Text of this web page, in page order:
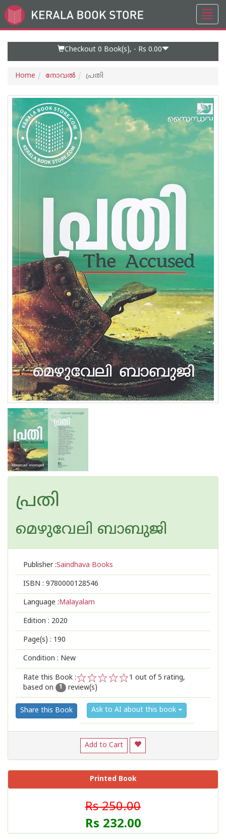
Go
to
Checkout 0 Book(s), - Rs 0.00
Home നോവല്‍ പ്രതി
പ്രതി
മെഴുവേലി ബാബുജി
Publisher :Saindhava Books
ISBN : 9780000128546
Language :Malayalam
Edition : 2020
Page(s) : 190
Condition : New
Rate this Book :
2
1
1 out of 5 rating,
based on
1 review(s)
Share this Book Ask to AI about this book
Add to Cart
Printed Book
Rs 250.00
Rs 232.00